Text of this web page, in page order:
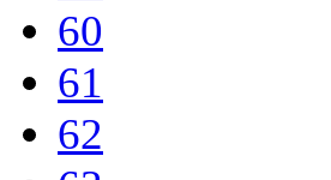
60
61
62